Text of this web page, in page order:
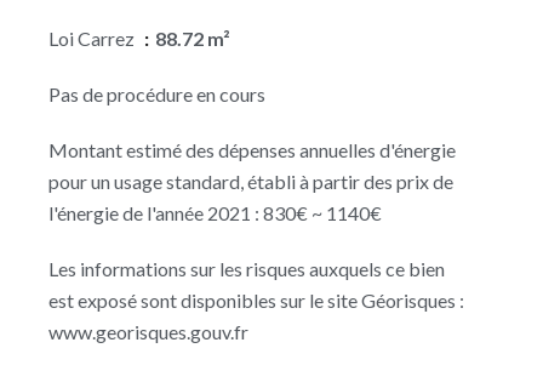
Loi Carrez 88.72 m²
Pas de procédure en cours
Montant estimé des dépenses annuelles d'énergie
pour un usage standard, établi à partir des prix de
l'énergie de l'année 2021 : 830€ ~ 1140€
Les informations sur les risques auxquels ce bien
est exposé sont disponibles sur le site Géorisques :
www.georisques.gouv.fr